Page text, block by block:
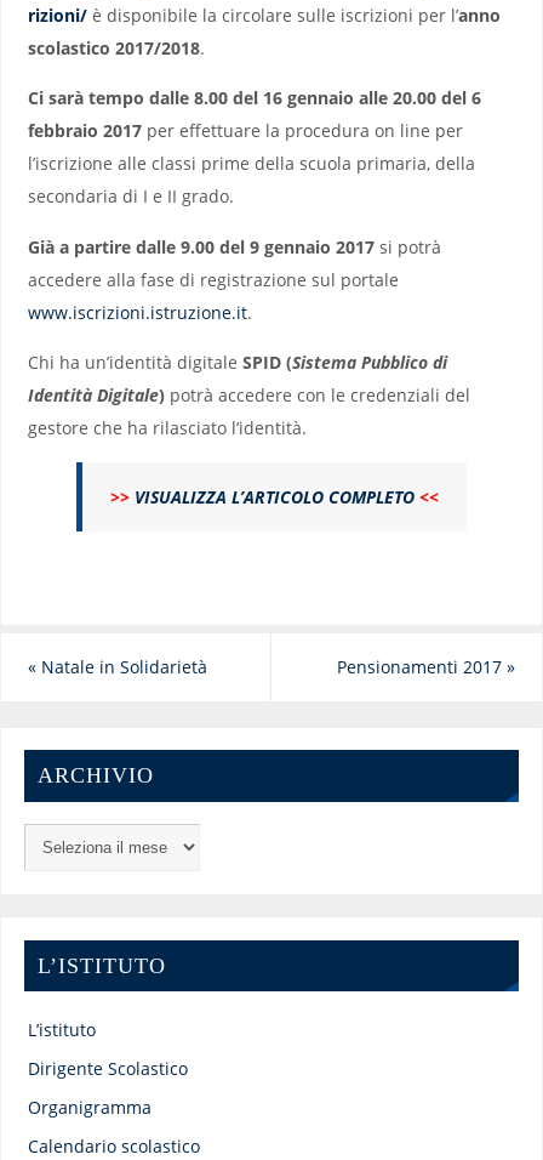
rizioni/è disponibile la circolare sulle iscrizioni per l’anno
scolastico 2017/2018.
Ci sarà tempo dalle 8.00 del 16 gennaio alle 20.00 del 6
febbraio 2017per effettuare la procedura on line per
l’iscrizione alle classi prime della scuola primaria, della
secondaria di I e II grado.
Già a partire dalle 9.00 del 9 gennaio 2017si potrà
accedere alla fase di registrazione sul portale
www.iscrizioni.istruzione.it.
Chi ha un’identità digitale SPID (Sistema Pubblico di
Identità Digitale)potrà accedere con le credenziali del
gestore che ha rilasciato l’identità.
>> VISUALIZZA L’ARTICOLO COMPLETO <<
«Natale in Solidarietà Pensionamenti 2017»
ARCHIVIO
L’ISTITUTO
L’istituto
Dirigente Scolastico
Organigramma
Calendario scolastico